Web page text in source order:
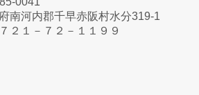
南河内郡千早赤阪村水分319-1
２１－７２－１１９９